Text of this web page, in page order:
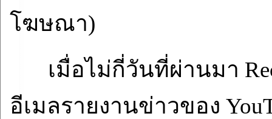
โฆษณา)
เมื่อไม่กี่วันที่ผ่านมา
อีเมลรายงานข่าวของ